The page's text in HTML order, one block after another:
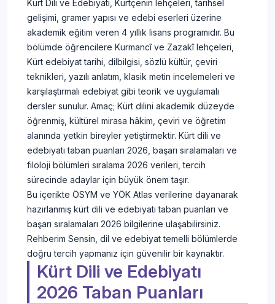
Kürt Dili ve Edebiyatı, Kürtçenin lehçeleri, tarihsel
gelişimi, gramer yapısı ve edebi eserleri üzerine
akademik eğitim veren 4 yıllık lisans programıdır. Bu
bölümde öğrencilere Kurmancî ve Zazakî lehçeleri,
Kürt edebiyat tarihi, dilbilgisi, sözlü kültür, çeviri
teknikleri, yazılı anlatım, klasik metin incelemeleri ve
karşılaştırmalı edebiyat gibi teorik ve uygulamalı
dersler sunulur. Amaç; Kürt dilini akademik düzeyde
öğrenmiş, kültürel mirasa hâkim, çeviri ve öğretim
alanında yetkin bireyler yetiştirmektir. Kürt dili ve
edebiyatı taban puanları 2026, başarı sıralamaları ve
filoloji bölümleri sıralama 2026 verileri, tercih
sürecinde adaylar için büyük önem taşır.
Bu içerikte ÖSYM ve YÖK Atlas verilerine dayanarak
hazırlanmış kürt dili ve edebiyatı taban puanları ve
başarı sıralamaları 2026 bilgilerine ulaşabilirsiniz.
Rehberim Sensin, dil ve edebiyat temelli bölümlerde
doğru tercih yapmanız için güvenilir bir kaynaktır.
Kürt Dili ve Edebiyatı
2026 Taban Puanları